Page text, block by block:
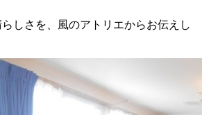
しさを、風のアトリエからお伝えし